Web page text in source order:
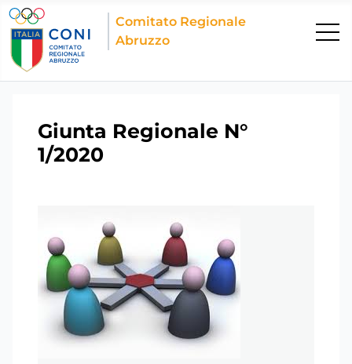
Comitato Regionale
Abruzzo
Giunta Regionale N°
1/2020